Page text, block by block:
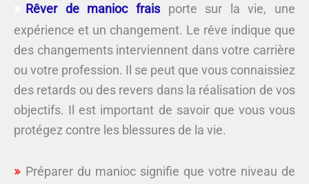
Rêver de manioc fraisporte sur la vie, une
expérience et un changement. Le rêve indique que
des changements interviennent dans votre carrière
ou votre profession. Il se peut que vous connaissiez
des retards ou des revers dans la réalisation de vos
objectifs. Il est important de savoir que vous vous
protégez contre les blessures de la vie.
Préparer du manioc signifie que votre niveau de